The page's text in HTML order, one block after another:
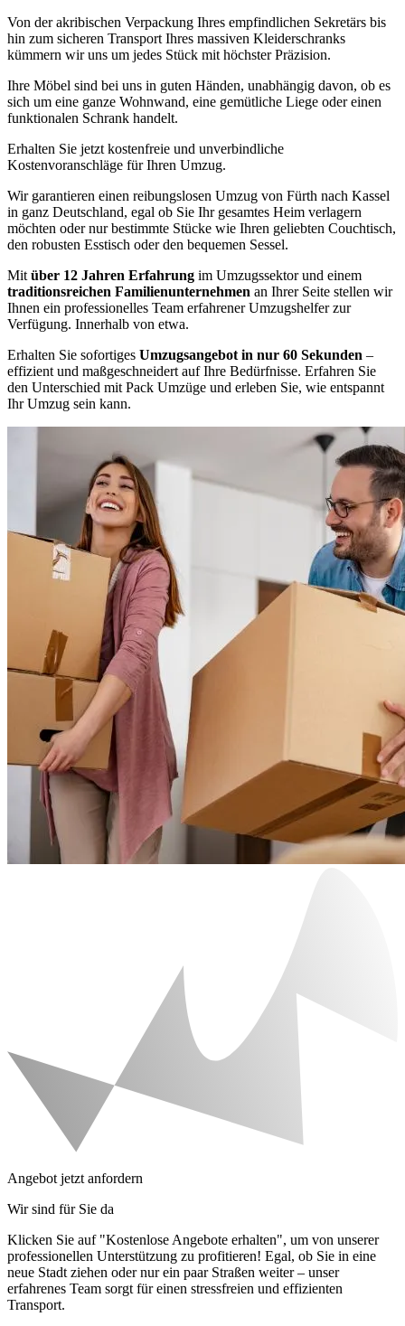
Von der akribischen Verpackung Ihres empfindlichen Sekretärs bis
hin zum sicheren Transport Ihres massiven Kleiderschranks
kümmern wir uns um jedes Stück mit höchster Präzision.
Ihre Möbel sind bei uns in guten Händen, unabhängig davon, ob es
sich um eine ganze Wohnwand, eine gemütliche Liege oder einen
funktionalen Schrank handelt.
Erhalten Sie jetzt kostenfreie und unverbindliche
Kostenvoranschläge für Ihren Umzug.
Wir garantieren einen reibungslosen Umzug von Fürth nach Kassel
in ganz Deutschland, egal ob Sie Ihr gesamtes Heim verlagern
möchten oder nur bestimmte Stücke wie Ihren geliebten Couchtisch,
den robusten Esstisch oder den bequemen Sessel.
Mit über 12 Jahren Erfahrung im Umzugssektor und einem
traditionsreichen Familienunternehmen an Ihrer Seite stellen wir
Ihnen ein professionelles Team erfahrener Umzugshelfer zur
Verfügung. Innerhalb von etwa.
Erhalten Sie sofortiges Umzugsangebot in nur 60 Sekunden –
effizient und maßgeschneidert auf Ihre Bedürfnisse. Erfahren Sie
den Unterschied mit Pack Umzüge und erleben Sie, wie entspannt
Ihr Umzug sein kann.
Angebot jetzt anfordern
Wir sind für Sie da
Klicken Sie auf "Kostenlose Angebote erhalten", um von unserer
professionellen Unterstützung zu profitieren! Egal, ob Sie in eine
neue Stadt ziehen oder nur ein paar Straßen weiter – unser
erfahrenes Team sorgt für einen stressfreien und effizienten
Transport.